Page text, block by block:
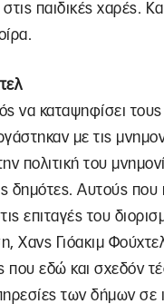
παιδικές χαρές.
να καταψηφίσει
με τις
πολιτική του
δημότες. Αυτούς
επιταγές του
Χανς Γιόακιμ
που εδώ και σχεδόν
των δήμων σε